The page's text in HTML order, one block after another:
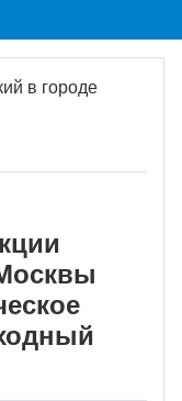
в городе